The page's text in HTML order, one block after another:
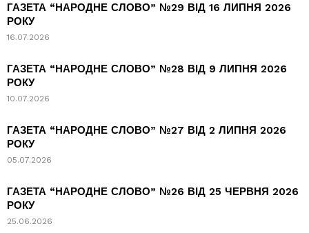
ГАЗЕТА “НАРОДНЕ СЛОВО” №29 ВІД 16 ЛИПНЯ 2026
РОКУ
16.07.2026
ГАЗЕТА “НАРОДНЕ СЛОВО” №28 ВІД 9 ЛИПНЯ 2026
РОКУ
10.07.2026
ГАЗЕТА “НАРОДНЕ СЛОВО” №27 ВІД 2 ЛИПНЯ 2026
РОКУ
05.07.2026
ГАЗЕТА “НАРОДНЕ СЛОВО” №26 ВІД 25 ЧЕРВНЯ 2026
РОКУ
25.06.2026